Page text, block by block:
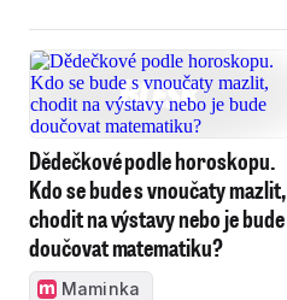
Dědečkové podle horoskopu.
Kdo se bude s vnoučaty mazlit,
chodit na výstavy nebo je bude
doučovat matematiku?
Maminka